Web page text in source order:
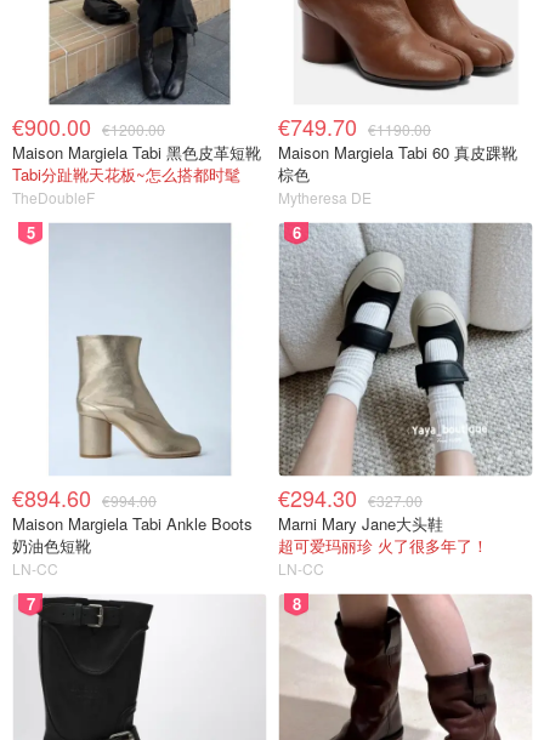
€900.00 €1200.00
Maison Margiela Tabi 黑色皮革短靴
Tabi分趾靴天花板~怎么搭都时髦
TheDoubleF
€749.70 €1190.00
Maison Margiela Tabi 60 真皮踝靴
棕色
Mytheresa DE
5
€894.60 €994.00
Maison Margiela Tabi Ankle Boots
奶油色短靴
LN-CC
6
€294.30 €327.00
Marni Mary Jane大头鞋
超可爱玛丽珍 火了很多年了！
LN-CC
7 8